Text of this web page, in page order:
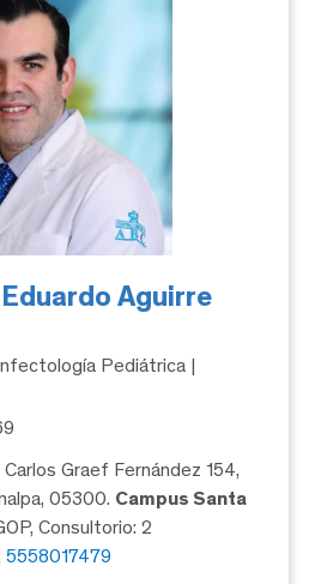
Aguirre
Pediátrica |
Carlos Graef Fernández 154,
05300. Campus Santa
Consultorio: 2
5558017479